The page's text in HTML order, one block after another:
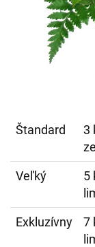
Štandard
3
Veľký
5
Exkluzívny
7